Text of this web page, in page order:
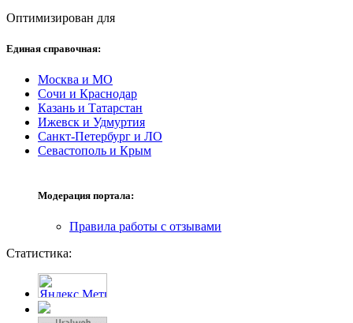
Оптимизирован для
Единая справочная:
Москва и МО
Сочи и Краснодар
Казань и Татарстан
Ижевск и Удмуртия
Санкт-Петербург и ЛО
Севастополь и Крым
Модерация портала:
Правила работы с отзывами
Статистика: